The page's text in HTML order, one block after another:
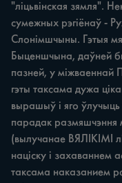
"ліцьвінская зямля".
сумежных рэгіёнаў -
Слонімшчыны. Гэтыя
Быценшчына, даўней
пазней, у
гэты таксама дужа
вырашыў i яго ўлучыць
парадак размяшчэння
(вылучанае ВЯЛІКІМІ
націску i захаваннем
таксама наказанием